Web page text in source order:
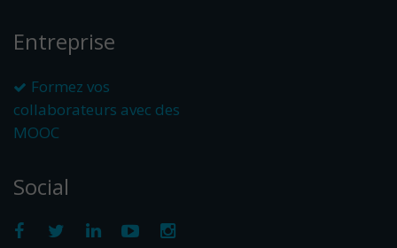
Entreprise
Formez vos
collaborateurs avec des
MOOC
Social